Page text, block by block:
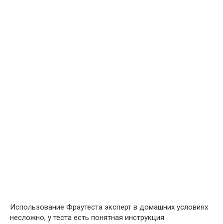
Использование Фраутеста эксперт в домашних условиях
несложно, у теста есть понятная инструкция